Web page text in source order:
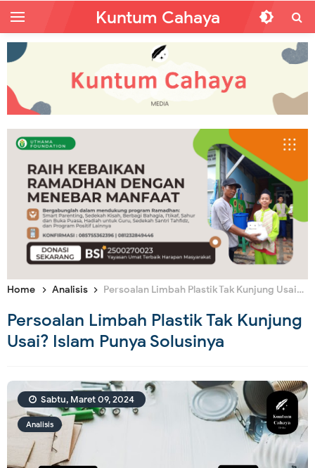
Kuntum Cahaya
Home Analisis Persoalan Limbah Plastik Tak Kunjung Usai? Islam Punya Solusinya
Persoalan Limbah Plastik Tak Kunjung
Usai? Islam Punya Solusinya
Analisis
Sabtu, Maret 09, 2024